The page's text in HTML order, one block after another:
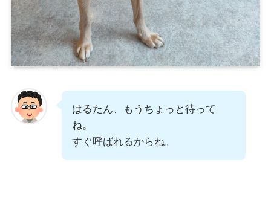
はるたん、もうちょっと待って
ね。
すぐ呼ばれるからね。